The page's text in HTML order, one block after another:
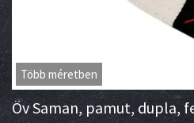
Több méretben
Öv Saman, pamut, dupla,